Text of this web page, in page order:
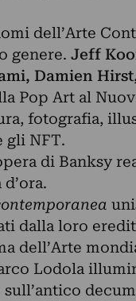
dell’Arte
genere. Jeff
Damien
Pop Art al
fotografia,
gli NFT.
di Banksy
dalla loro
dell’Arte
Lodola